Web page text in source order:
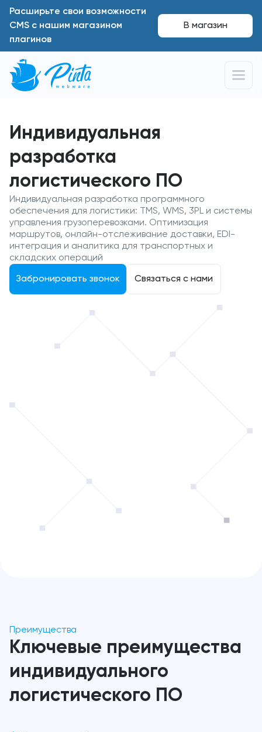
Расширьте свои возможности
CMS с нашим магазином
плагинов
В магазин
Индивидуальная
разработка
логистического ПО
Индивидуальная разработка программного
обеспечения для логистики: TMS, WMS, 3PL и системы
управления грузоперевозками. Оптимизация
маршрутов, онлайн-отслеживание доставки, EDI-
интеграция и аналитика для транспортных и
складских операций
Забронировать звонок Связаться с нами
Преимущества
Ключевые преимущества
индивидуального
логистического ПО